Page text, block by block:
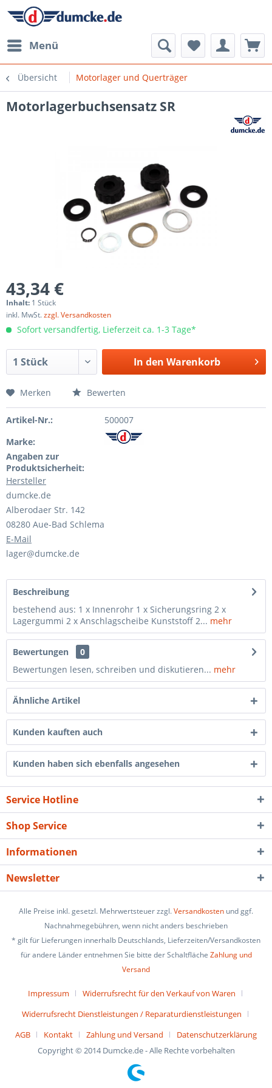
Menü
Übersicht Motorlager und Querträger
Motorlagerbuchsensatz SR
43,34 €
Inhalt: 1 Stück
inkl. MwSt.zzgl. Versandkosten
Sofort versandfertig, Lieferzeit ca. 1-3 Tage*
In den Warenkorb
Merken Bewerten
Artikel-Nr.:
500007
Marke:
Angaben zur
Produktsicherheit:
Hersteller
dumcke.de
Alberodaer Str. 142
08280 Aue-Bad Schlema
E-Mail
lager@dumcke.de
Beschreibung
bestehend aus: 1 x Innenrohr 1 x Sicherungsring 2 x
Lagergummi 2 x Anschlagscheibe Kunststoff 2... mehr
Bewertungen
0
Bewertungen lesen, schreiben und diskutieren... mehr
Ähnliche Artikel
Kunden kauften auch
Kunden haben sich ebenfalls angesehen
Service Hotline
Shop Service
Informationen
Newsletter
Alle Preise inkl. gesetzl. Mehrwertsteuer zzgl.Versandkosten und ggf.
Nachnahmegebühren, wenn nicht anders beschrieben
* gilt für Lieferungen innerhalb Deutschlands, Lieferzeiten/Versandkosten
für andere Länder entnehmen Sie bitte der Schaltfläche Zahlung und
Versand
Impressum
Widerrufsrecht für den Verkauf von Waren
Widerrufsrecht Dienstleistungen / Reparaturdienstleistungen
AGB
Kontakt Zahlung und Versand
Datenschutzerklärung
Copyright © 2014 Dumcke.de - Alle Rechte vorbehalten